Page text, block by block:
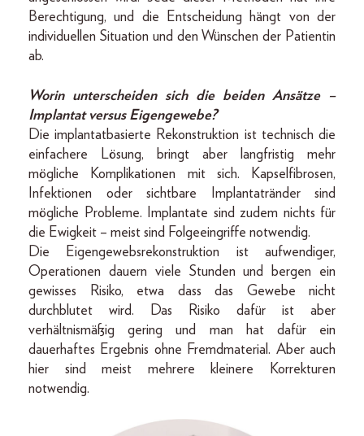
Berechtigung, und die Entscheidung hängt von der
individuellen Situation und den Wünschen der Patientin
ab.
Worin unterscheiden sich die beiden Ansätze –
Implantat versus Eigengewebe?
Die implantatbasierte Rekonstruktion ist technisch die
einfachere Lösung, bringt aber langfristig mehr
mögliche Komplikationen mit sich. Kapselfibrosen,
Infektionen oder sichtbare Implantatränder sind
mögliche Probleme. Implantate sind zudem nichts für
die Ewigkeit – meist sind Folgeeingriffe notwendig.
Die Eigengewebsrekonstruktion ist aufwendiger,
Operationen dauern viele Stunden und bergen ein
gewisses Risiko, etwa dass das Gewebe nicht
durchblutet wird. Das Risiko dafür ist aber
verhältnismäßig gering und man hat dafür ein
dauerhaftes Ergebnis ohne Fremdmaterial. Aber auch
hier sind meist mehrere kleinere Korrekturen
notwendig.